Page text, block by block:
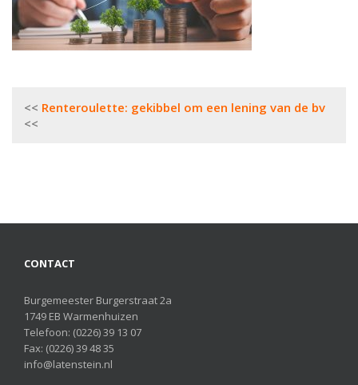
Bericht
navigatie
Renteroulette: gekibbel om een lening van de bv
CONTACT
Burgemeester Burgerstraat 2a
1749 EB Warmenhuizen
Telefoon: (0226) 39 13 07
Fax: (0226) 39 48 35
info@latenstein.nl